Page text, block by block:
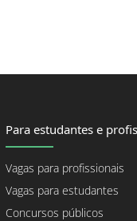
Para estudantes e
Vagas para profissionais
Vagas para estudantes
Concursos públicos